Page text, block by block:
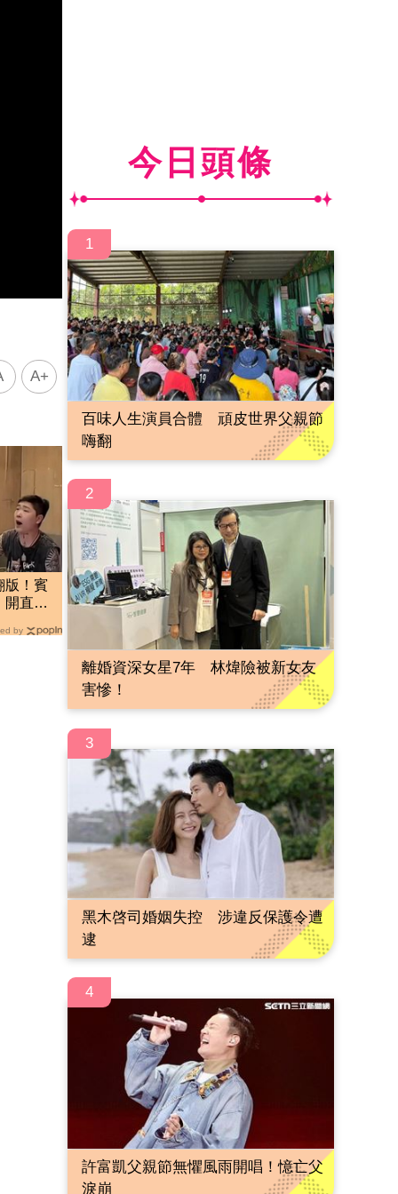
A+
版！賓
直播
by
今日頭條
1
百味人生演員合體 頑皮世界父親節
嗨翻
2
離婚資深女星7年 林煒險被新女友
害慘！
3
黑木啓司婚姻失控 涉違反保護令遭
逮
4
許富凱父親節無懼風雨開唱！憶亡父
淚崩